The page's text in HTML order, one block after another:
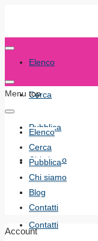
Elenco
Cerca
Pubblica
Chi siamo
Blog
Contatti
Menu top
Elenco
Cerca
Pubblica
Chi siamo
Blog
Contatti
Account